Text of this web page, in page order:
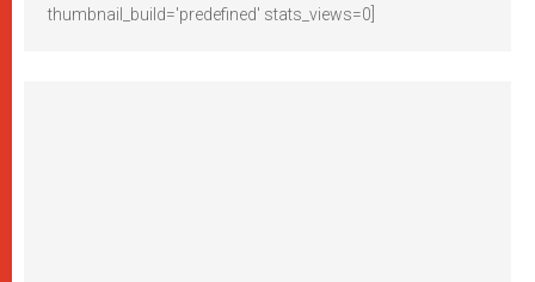
thumbnail_build='predefined' stats_views=0]